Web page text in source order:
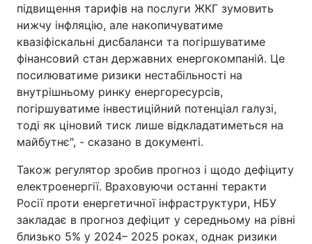
підвищення тарифів на послуги ЖКГ зумовить
нижчу інфляцію, але накопичуватиме
квазіфіскальні дисбаланси та погіршуватиме
фінансовий стан державних енергокомпаній. Це
посилюватиме ризики нестабільності на
внутрішньому ринку енергоресурсів,
погіршуватиме інвестиційний потенціал галузі,
тоді як ціновий тиск лише відкладатиметься на
майбутнє", - сказано в документі.
Також регулятор зробив прогноз і щодо дефіциту
електроенергії. Враховуючи останні теракти
Росії проти енергетичної інфраструктури, НБУ
закладає в прогноз дефіцит у середньому на рівні
близько 5% у 2024– 2025 роках, однак ризики